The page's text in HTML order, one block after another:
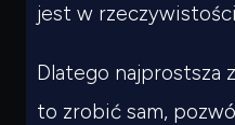
jest w
Dlatego najprostsza
to zrobić sam,